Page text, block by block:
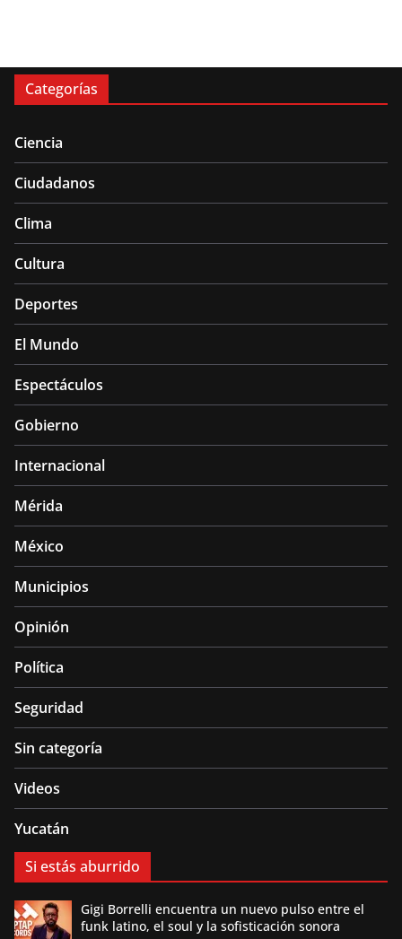
Categorías
Ciencia
Ciudadanos
Clima
Cultura
Deportes
El Mundo
Espectáculos
Gobierno
Internacional
Mérida
México
Municipios
Opinión
Política
Seguridad
Sin categoría
Videos
Yucatán
Si estás aburrido
Gigi Borrelli encuentra un nuevo pulso entre el
funk latino, el soul y la sofisticación sonora